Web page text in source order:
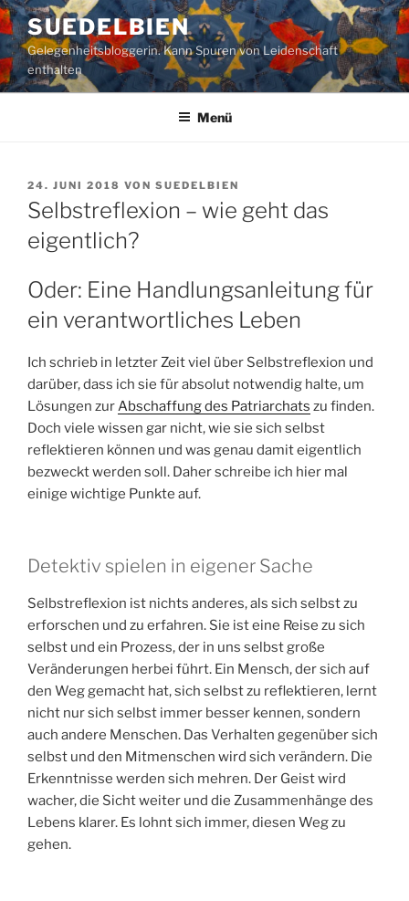
Zum
Inhalt
springen
SUEDELBIEN
Gelegenheitsbloggerin. Kann Spuren von Leidenschaft
enthalten
Menü
VERÖFFENTLICHT
AM
24. JUNI 2018 VON SUEDELBIEN
Selbstreflexion – wie geht das
eigentlich?
Oder: Eine Handlungsanleitung für
ein verantwortliches Leben
Ich schrieb in letzter Zeit viel über Selbstreflexion und
darüber, dass ich sie für absolut notwendig halte, um
Lösungen zurAbschaffung des Patriarchats zu finden.
Doch viele wissen gar nicht, wie sie sich selbst
reflektieren können und was genau damit eigentlich
bezweckt werden soll. Daher schreibe ich hier mal
einige wichtige Punkte auf.
Detektiv spielen in eigener Sache
Selbstreflexion ist nichts anderes, als sich selbst zu
erforschen und zu erfahren. Sie ist eine Reise zu sich
selbst und ein Prozess, der in uns selbst große
Veränderungen herbei führt. Ein Mensch, der sich auf
den Weg gemacht hat, sich selbst zu reflektieren, lernt
nicht nur sich selbst immer besser kennen, sondern
auch andere Menschen. Das Verhalten gegenüber sich
selbst und den Mitmenschen wird sich verändern. Die
Erkenntnisse werden sich mehren. Der Geist wird
wacher, die Sicht weiter und die Zusammenhänge des
Lebens klarer. Es lohnt sich immer, diesen Weg zu
gehen.